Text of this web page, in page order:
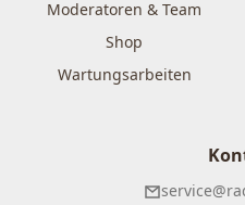
Moderatoren & Team
Shop
Wartungsarbeiten